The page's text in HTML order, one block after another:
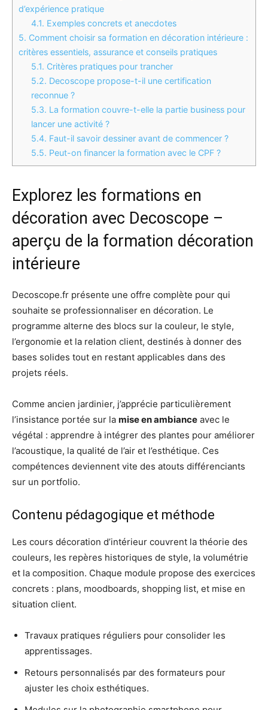
d’expérience pratique
4.1. Exemples concrets et anecdotes
5. Comment choisir sa formation en décoration intérieure :
critères essentiels, assurance et conseils pratiques
5.1. Critères pratiques pour trancher
5.2. Decoscope propose-t-il une certification
reconnue ?
5.3. La formation couvre-t-elle la partie business pour
lancer une activité ?
5.4. Faut-il savoir dessiner avant de commencer ?
5.5. Peut-on financer la formation avec le CPF ?
Explorez les formations en
décoration avec Decoscope –
aperçu de la formation décoration
intérieure
Decoscope.fr présente une offre complète pour qui
souhaite se professionnaliser en décoration. Le
programme alterne des blocs sur la couleur, le style,
l’ergonomie et la relation client, destinés à donner des
bases solides tout en restant applicables dans des
projets réels.
Comme ancien jardinier, j’apprécie particulièrement
l’insistance portée sur la mise en ambiance avec le
végétal : apprendre à intégrer des plantes pour améliorer
l’acoustique, la qualité de l’air et l’esthétique. Ces
compétences deviennent vite des atouts différenciants
sur un portfolio.
Contenu pédagogique et méthode
Les cours décoration d’intérieur couvrent la théorie des
couleurs, les repères historiques de style, la volumétrie
et la composition. Chaque module propose des exercices
concrets : plans, moodboards, shopping list, et mise en
situation client.
Travaux pratiques réguliers pour consolider les
apprentissages.
Retours personnalisés par des formateurs pour
ajuster les choix esthétiques.